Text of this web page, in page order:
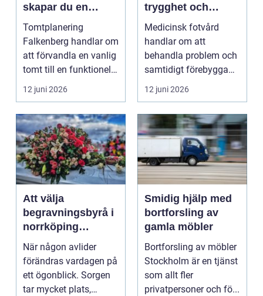
skapar du en
genomtänkt
trädgård som
håller över tid
Tomtplanering
Falkenberg handlar om
att förvandla en vanlig
tomt till en funktionell,
vacker oc...
12 juni 2026
trygghet och
vardagskomfort
Medicinsk fotvård
handlar om att
behandla problem och
samtidigt förebygga
framtida besvär. För
12 juni 2026
Att välja
begravningsbyrå i
norrköping
trygghet, stöd och
praktisk hjälp
När någon avlider
förändras vardagen på
ett ögonblick. Sorgen
tar mycket plats,
Smidig hjälp med
bortforsling av
gamla möbler
Bortforsling av möbler
Stockholm är en tjänst
som allt fler
privatpersoner och fö...